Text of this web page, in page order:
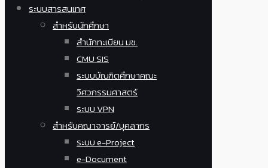
ระบบสารสนเทศ
สำหรับนักศึกษา
สำนักทะเบียน มช.
CMU SIS
ระบบบัณฑิตศึกษาคณะ
วิศวกรรมศาสตร์
ระบบ VPN
สำหรับคณาจารย์/บุคลากร
ระบบ e-Project
e-Document